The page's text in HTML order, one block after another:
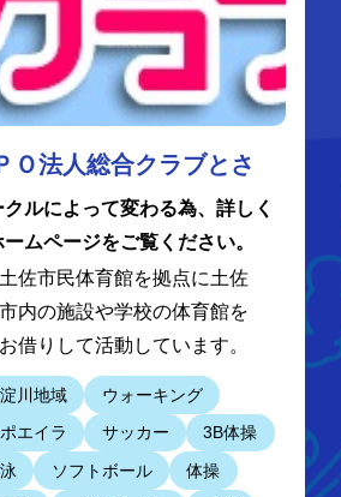
Ｏ法人総合クラブとさ
クルによって変わる為、詳しく
ームページをご覧ください。
土佐市民体育館を拠点に土佐
市内の施設や学校の体育館を
お借りして活動しています。
川地域
ウォーキング
エイラ
サッカー
3B体操
ソフトボール
体操